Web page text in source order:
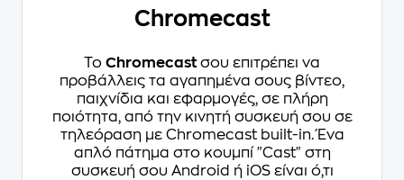
Chromecast
Το Chromecastσου επιτρέπει να
προβάλλεις τα αγαπημένα σους βίντεο,
παιχνίδια και εφαρμογές, σε πλήρη
ποιότητα, από την κινητή συσκευή σου σε
τηλεόραση με Chromecast built-in. Ένα
απλό πάτημα στο κουμπί "Cast" στη
συσκευή σου Android ή iOS είναι ό,τι